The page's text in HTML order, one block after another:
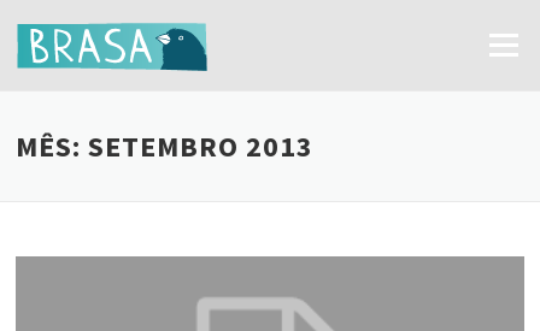
Menu
MÊS:SETEMBRO 2013